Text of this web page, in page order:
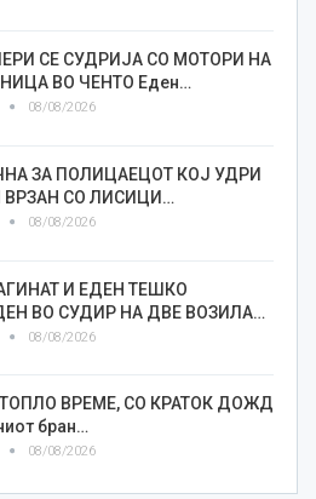
СЕ СУДРИЈА СО МОТОРИ НА
ВО ЧЕНТО Еден…
08/08/2026
ЗА ПОЛИЦАЕЦОТ КОЈ УДРИ
ВРЗАН СО ЛИСИЦИ…
08/08/2026
И ЕДЕН ТЕШКО
ВО СУДИР НА ДВЕ ВОЗИЛА…
08/08/2026
ВРЕМЕ, СО КРАТОК ДОЖД
бран…
08/08/2026